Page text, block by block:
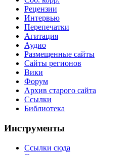
Рецензии
Интервью
Перепечатки
Агитация
Аудио
Размещенные сайты
Сайты регионов
Вики
Форум
Архив старого сайта
Ссылки
Библиотека
Инструменты
Ссылки сюда